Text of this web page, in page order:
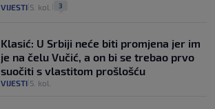
VIJESTI 5. kol. 3
Klasić: U Srbiji neće biti promjena jer im
je na čelu Vučić, a on bi se trebao prvo
suočiti s vlastitom prošlošću
VIJESTI 5. kol.